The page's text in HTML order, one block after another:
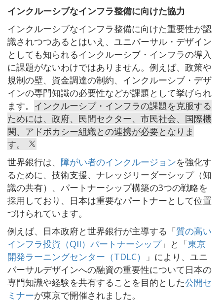
インクルーシブなインフラ整備に向けた協力
インクルーシブなインフラ整備に向けた重要性が認
識されつつあるとはいえ、ユニバーサル・デザイン
としても知られるインクルーシブ・インフラの導入
に課題がないわけではありません。例えば、政策や
規制の壁、資金調達の制約、インクルーシブ・デザ
インの専門知識の必要性などが課題として挙げられ
ます。 インクルーシブ・インフラの課題を克服する
ためには、政府、民間セクター、市民社会、国際機
関、アドボカシー組織との連携が必要となりま
す。
世界銀行は、 障がい者のインクルージョンを強化す
るために、技術支援、ナレッジリーダーシップ（知
識の共有）、パートナーシップ構築の3つの戦略を
採用しており、日本は重要なパートナーとして位置
づけられています。
例えば、日本政府と世界銀行が主導する「質の高い
インフラ投資（QII）パートナーシップ」と「東京
開発ラーニングセンター（TDLC）
」により、ユニ
バーサルデザインへの融資の重要性について日本の
専門知識や経験を共有することを目的とした公開セ
ミナーが東京で開催されました。